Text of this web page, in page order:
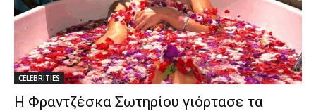
CELEBRITIES
Η Φραντζέσκα Σωτηρίου γιόρτασε τα